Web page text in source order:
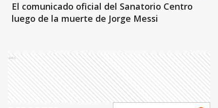
El comunicado oficial del Sanatorio Centro
luego de la muerte de Jorge Messi
Ads